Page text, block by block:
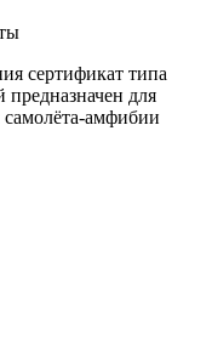
сертификат типа
для
амфибии